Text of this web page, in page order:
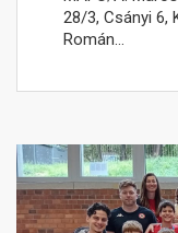
28/3, Csányi 6,
Román…